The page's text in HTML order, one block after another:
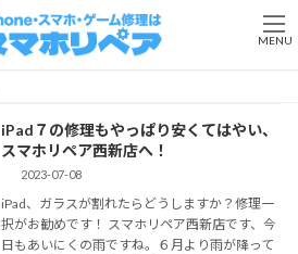
iPad７の修理もやっぱり安くてはやい、
スマホリペア西新店へ！
2023-07-08
iPad、ガラスが割れたらどうしますか？修理一
択がお勧めです！ スマホリペア西新店です、今
日もあいにくの雨ですね。６月より雨が降って
MENU